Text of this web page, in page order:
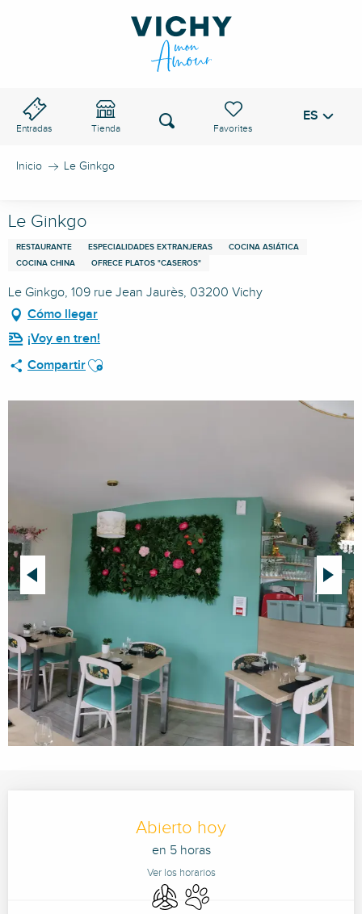
Entradas Tienda
Voir les favoris
Buscar ES
Inicio Le Ginkgo
Le Ginkgo
RESTAURANTE ESPECIALIDADES EXTRANJERAS
COCINA ASIÁTICA
COCINA CHINA
OFRECE PLATOS "CASEROS"
Le Ginkgo, 109 rue Jean Jaurès, 03200 Vichy
Cómo llegar
¡Voy en tren!
CompartirAjouter aux favoris
Abierto hoy
en 5 horas
Ver los horarios
Aire Acondicionado
Se aceptan animales